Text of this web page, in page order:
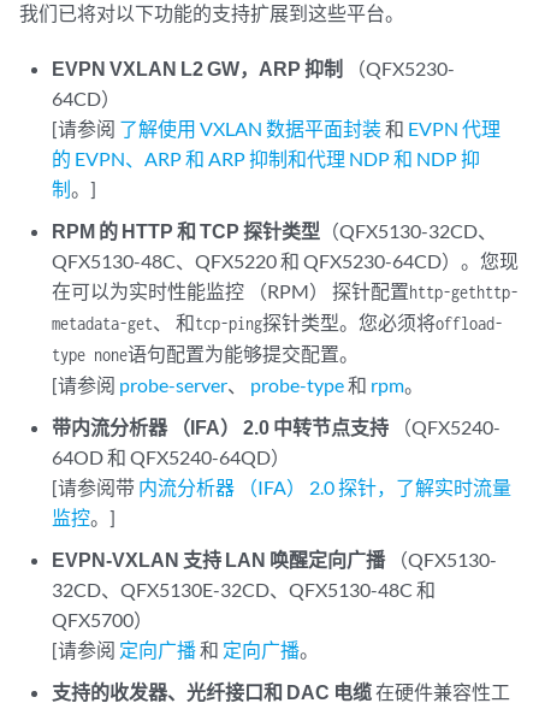
我们已将对以下功能的支持扩展到这些平台。
EVPN VXLAN L2 GW，ARP 抑制
（QFX5230-
64CD）
[请参阅 了解使用 VXLAN 数据平面封装和 EVPN 代理
的 EVPN、ARP 和 ARP 抑制和代理 NDP 和 NDP 抑
制。]
RPM 的 HTTP 和 TCP 探针类型 （QFX5130-32CD、
QFX5130-48C、QFX5220 和 QFX5230-64CD）。您现
在可以为实时性能监控 （RPM） 探针配置http-gethttp-
metadata-get、 和tcp-ping探针类型。您必须将offload-
type none语句配置为能够提交配置。
[请参阅 probe-server、 probe-type和 rpm。
带内流分析器 （IFA） 2.0 中转节点支持 （QFX5240-
64OD 和 QFX5240-64QD）
[请参阅带 内流分析器 （IFA） 2.0 探针，了解实时流量
监控。]
EVPN-VXLAN 支持 LAN 唤醒定向广播（QFX5130-
32CD、QFX5130E-32CD、QFX5130-48C 和
QFX5700）
[请参阅 定向广播和 定向广播。
支持的收发器、光纤接口和 DAC 电缆在硬件兼容性工